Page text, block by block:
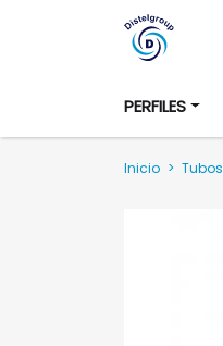
PERFILES
Inicio > Tubos